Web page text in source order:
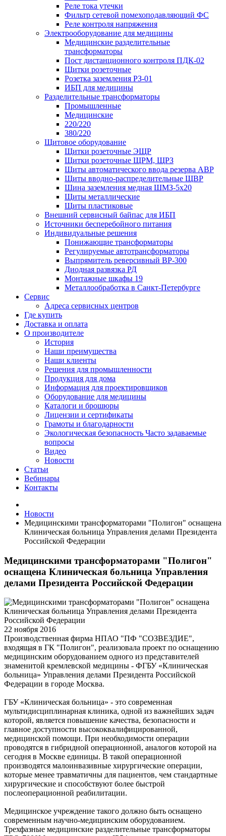
Реле тока утечки
Фильтр сетевой помехоподавляющий ФС
Реле контроля напряжения
Электрооборудование для медицины
Медицинские разделительные
трансформаторы
Пост дистанционного контроля ПДК-02
Щитки розеточные
Розетка заземления РЗ-01
ИБП для медицины
Разделительные трансформаторы
Промышленные
Медицинские
220/220
380/220
Щитовое оборудование
Щитки розеточные ЭЩР
Щитки розеточные ЩРМ, ЩРЗ
Щиты автоматического ввода резерва АВР
Щиты вводно-распределительные ЩВР
Шина заземления медная ШМЗ-5х20
Щиты металлические
Щиты пластиковые
Внешний сервисный байпас для ИБП
Источники бесперебойного питания
Индивидуальные решения
Понижающие трансформаторы
Регулируемые автотрансформаторы
Выпрямитель реверсивный ВР-300
Диодная развязка РД
Монтажные шкафы 19
Металлообработка в Санкт-Петербурге
Сервис
Адреса сервисных центров
Где купить
Доставка и оплата
О производителе
История
Наши преимущества
Наши клиенты
Решения для промышленности
Продукция для дома
Информация для проектировщиков
Оборудование для медицины
Каталоги и брошюры
Лицензии и сертификаты
Грамоты и благодарности
Экологическая безопасность Часто задаваемые
вопросы
Видео
Новости
Статьи
Вебинары
Контакты
Новости
Медицинскими трансформаторами "Полигон" оснащена
Клиническая больница Управления делами Президента
Российской Федерации
Медицинскими трансформаторами "Полигон"
оснащена Клиническая больница Управления
делами Президента Российской Федерации
22 ноября 2016
Производственная фирма НПАО "ПФ "СОЗВЕЗДИЕ",
входящая в ГК "Полигон", реализовала проект по оснащению
медицинским оборудованием одного из представителей
знаменитой кремлевской медицины - ФГБУ «Клиническая
больница» Управления делами Президента Российской
Федерации в городе Москва.
ГБУ «Клиническая больница» - это современная
мультидисциплинарная клиника, одной из важнейших задач
которой, является повышение качества, безопасности и
главное доступности высококвалифицированной,
медицинской помощи. При необходимости операции
проводятся в гибридной операционной, аналогов которой на
сегодня в Москве единицы. В такой операционной
производятся малоинвазивные хирургические операции,
которые менее травматичны для пациентов, чем стандартные
хирургические и способствуют более быстрой
послеоперационной реабилитации.
Медицинское учреждение такого должно быть оснащено
современным научно-медицинским оборудованием.
Трехфазные медицинские разделительные трансформаторы